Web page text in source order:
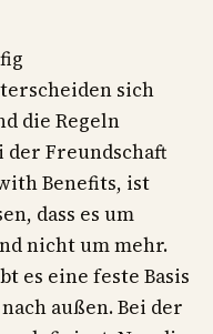
sich
die Regeln
der Freundschaft
Benefits, ist
dass es um
nicht um mehr.
es eine feste Basis
außen. Bei der